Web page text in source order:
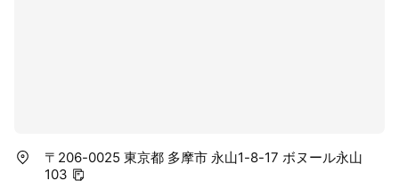
〒206-0025 東京都 多摩市 永山1-8-17 ボヌール永山
103